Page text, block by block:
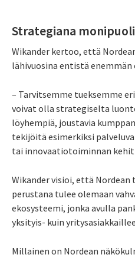
Strategiana
Wikander kertoo, että
lähivuosina entistä
– Tarvitsemme tueksemme
voivat olla strategiselta
löyhempiä, joustavia
tekijöitä esimerkiksi
tai innovaatiotoiminnan
Wikander visioi, että Nordean
perustana tulee olemaan
ekosysteemi, jonka avulla
yksityis- kuin
Millainen on Nordean